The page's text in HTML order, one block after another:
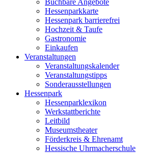
Buchbare Angebote
Hessenparkkarte
Hessenpark barrierefrei
Hochzeit & Taufe
Gastronomie
Einkaufen
Veranstaltungen
Veranstaltungskalender
Veranstaltungstipps
Sonderausstellungen
Hessenpark
Hessenparklexikon
Werkstattberichte
Leitbild
Museumstheater
Förderkreis & Ehrenamt
Hessische Uhrmacherschule